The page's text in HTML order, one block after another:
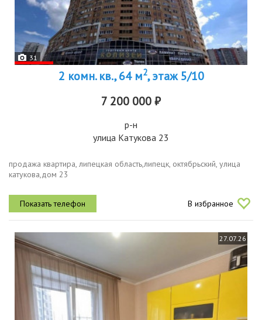
31
2 комн. кв., 64 м2, этаж 5/10
7 200 000 ₽
р-н
улица Катукова 23
продажа квартира, липецкая область,липецк, октябрьский, улица
катукова,дом 23
В избранное
27.07.26